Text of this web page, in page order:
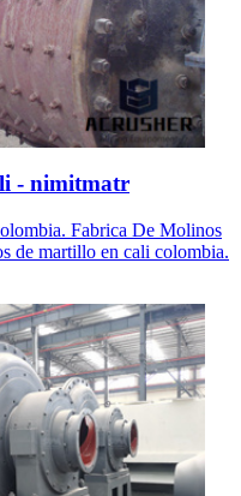
- nimitmatr
Fabrica De Molinos
de martillo en cali colombia.